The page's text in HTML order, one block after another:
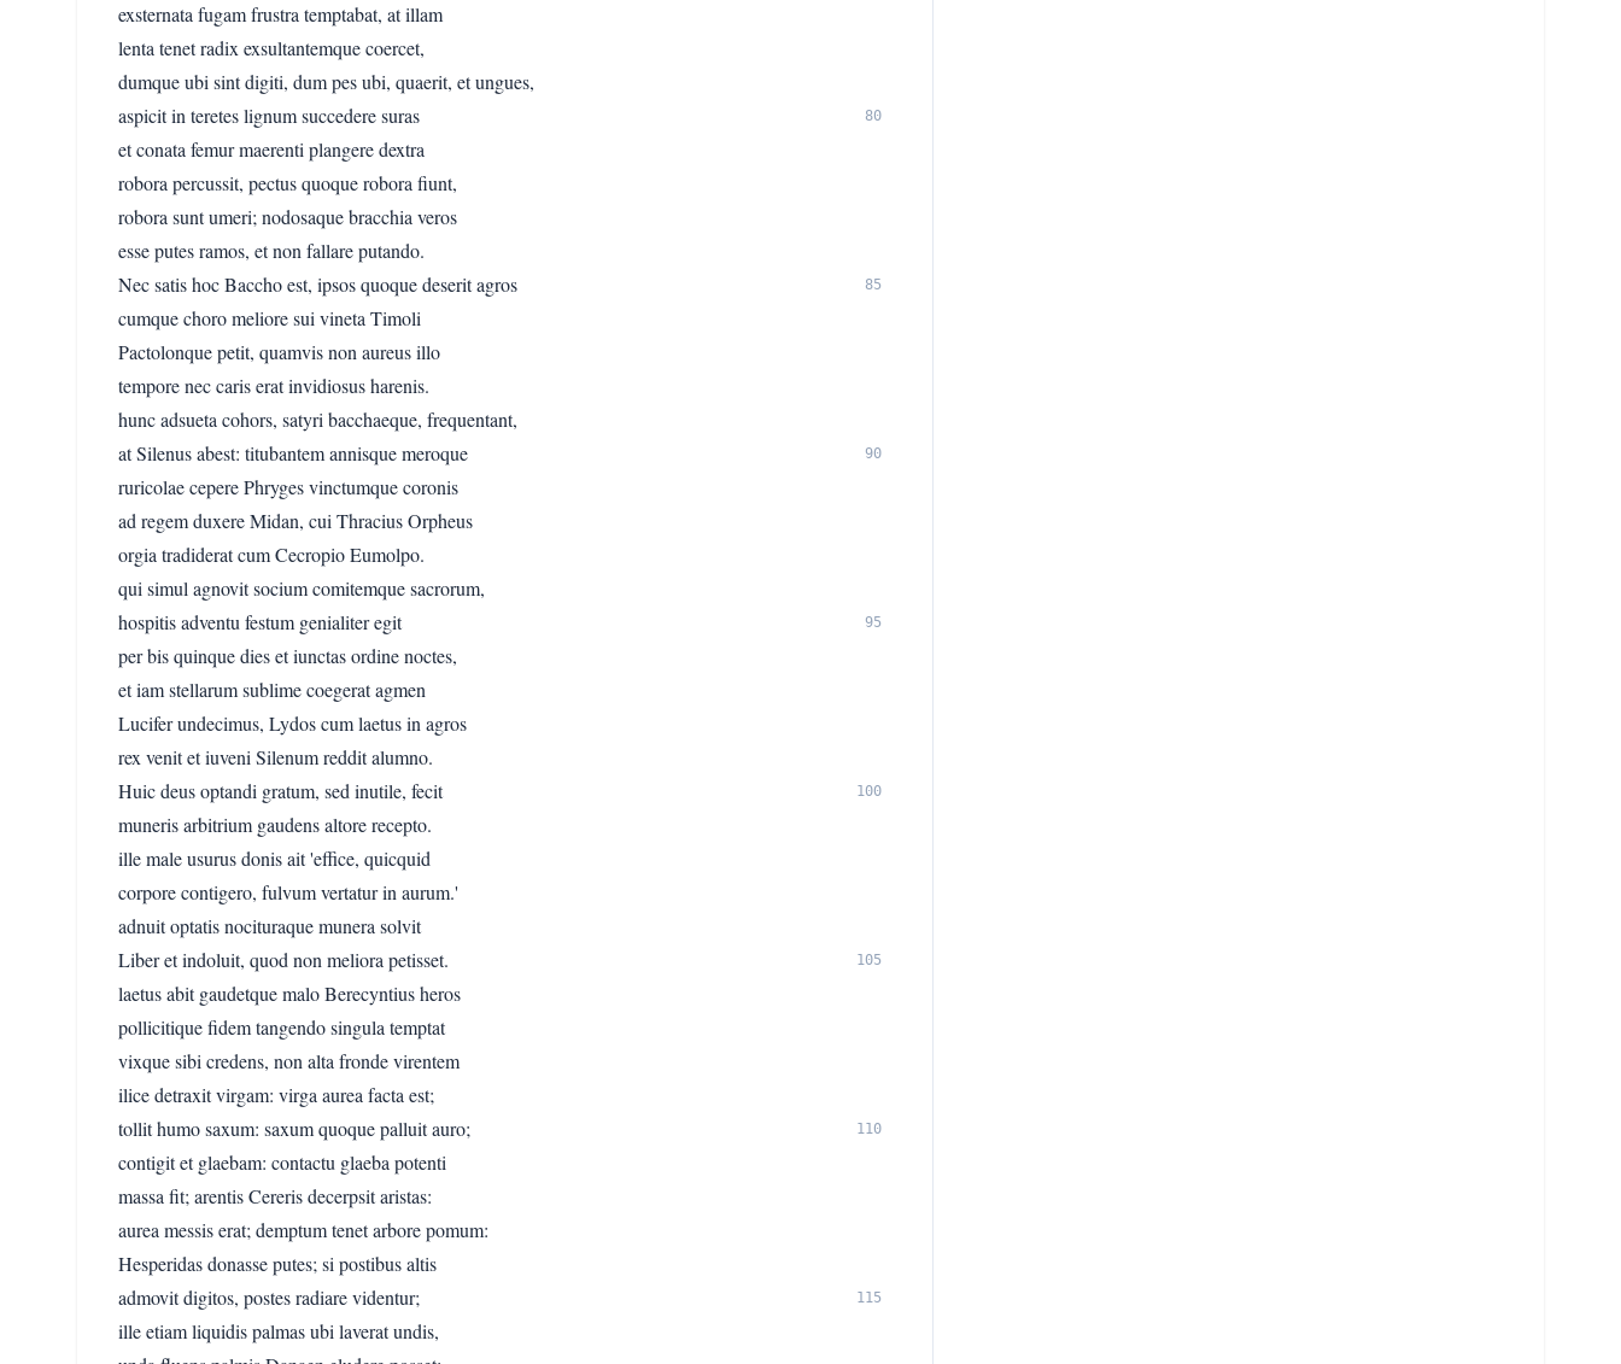
exsternata fugam frustra temptabat, at illam
lenta tenet radix exsultantemque coercet,
dumque ubi sint digiti, dum pes ubi, quaerit, et ungues,
aspicit in teretes lignum succedere suras
80
et conata femur maerenti plangere dextra
robora percussit, pectus quoque robora fiunt,
robora sunt umeri; nodosaque bracchia veros
esse putes ramos, et non fallare putando.
Nec satis hoc Baccho est, ipsos quoque deserit agros
85
cumque choro meliore sui vineta Timoli
Pactolonque petit, quamvis non aureus illo
tempore nec caris erat invidiosus harenis.
hunc adsueta cohors, satyri bacchaeque, frequentant,
at Silenus abest: titubantem annisque meroque
90
ruricolae cepere Phryges vinctumque coronis
ad regem duxere Midan, cui Thracius Orpheus
orgia tradiderat cum Cecropio Eumolpo.
qui simul agnovit socium comitemque sacrorum,
hospitis adventu festum genialiter egit
95
per bis quinque dies et iunctas ordine noctes,
et iam stellarum sublime coegerat agmen
Lucifer undecimus, Lydos cum laetus in agros
rex venit et iuveni Silenum reddit alumno.
Huic deus optandi gratum, sed inutile, fecit
100
muneris arbitrium gaudens altore recepto.
ille male usurus donis ait 'effice, quicquid
corpore contigero, fulvum vertatur in aurum.'
adnuit optatis nocituraque munera solvit
Liber et indoluit, quod non meliora petisset.
105
laetus abit gaudetque malo Berecyntius heros
pollicitique fidem tangendo singula temptat
vixque sibi credens, non alta fronde virentem
ilice detraxit virgam: virga aurea facta est;
tollit humo saxum: saxum quoque palluit auro;
110
contigit et glaebam: contactu glaeba potenti
massa fit; arentis Cereris decerpsit aristas:
aurea messis erat; demptum tenet arbore pomum:
Hesperidas donasse putes; si postibus altis
admovit digitos, postes radiare videntur;
115
ille etiam liquidis palmas ubi laverat undis,